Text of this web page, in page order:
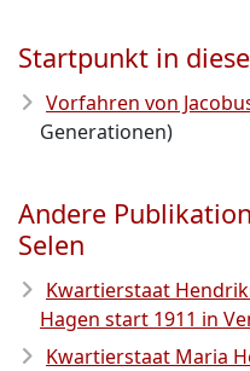
Startpunkt in
Vorfahren von
Generationen)
Andere
Selen
Kwartierstaat
Hagen start 1911 in
Kwartierstaat Maria